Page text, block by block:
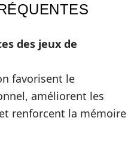
des jeux de
favorisent le
améliorent les
renforcent la mémoire